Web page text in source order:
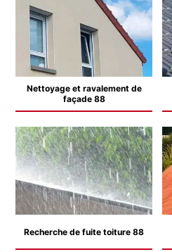
Nettoyage et ravalement de
façade 88
Recherche de fuite toiture 88